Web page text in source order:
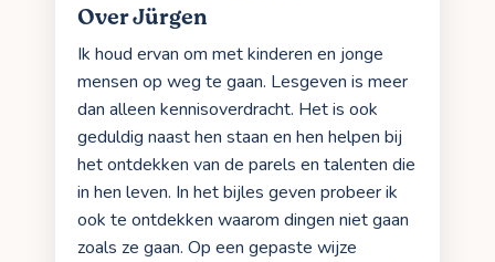
Over Jürgen
Ik houd ervan om met kinderen en jonge
mensen op weg te gaan. Lesgeven is meer
dan alleen kennisoverdracht. Het is ook
geduldig naast hen staan en hen helpen bij
het ontdekken van de parels en talenten die
in hen leven. In het bijles geven probeer ik
ook te ontdekken waarom dingen niet gaan
zoals ze gaan. Op een gepaste wijze